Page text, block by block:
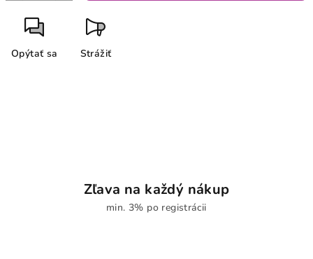
Opýtať sa Strážiť
Zľava na každý nákup
min. 3% po registrácii